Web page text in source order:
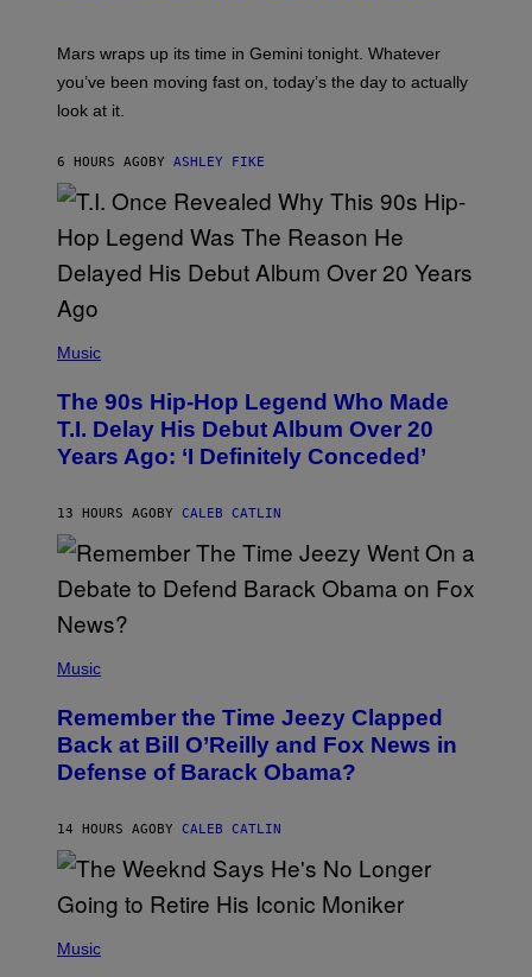
T
I
O
N
R
E
E
A
Mars wraps up its time in Gemini tonight. Whatever
you’ve been moving fast on, today’s the day to actually
look at it.
6 HOURS AGOBY ASHLEY FIKE
P
O
B
Y
H
N
N
U
N
E
/
R
E
M
E
)
Music
The 90s Hip-Hop Legend Who Made
T.I. Delay His Debut Album Over 20
Years Ago: ‘I Definitely Conceded’
13 HOURS AGOBY CALEB CATLIN
P
T
O
B
Y
M
O
E
N
E
Music
Remember the Time Jeezy Clapped
Back at Bill O’Reilly and Fox News in
Defense of Barack Obama?
14 HOURS AGOBY CALEB CATLIN
PMusic